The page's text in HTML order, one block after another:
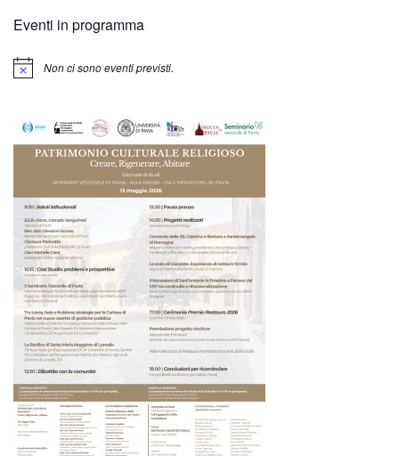
Eventi in programma
Notice Non ci sono eventi previsti.